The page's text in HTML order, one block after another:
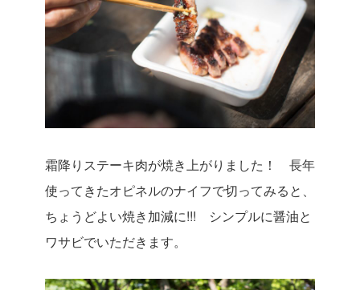
霜降りステーキ肉が焼き上がりました！ 長年
使ってきたオピネルのナイフで切ってみると、
ちょうどよい焼き加減に!!! シンプルに醤油と
ワサビでいただきます。